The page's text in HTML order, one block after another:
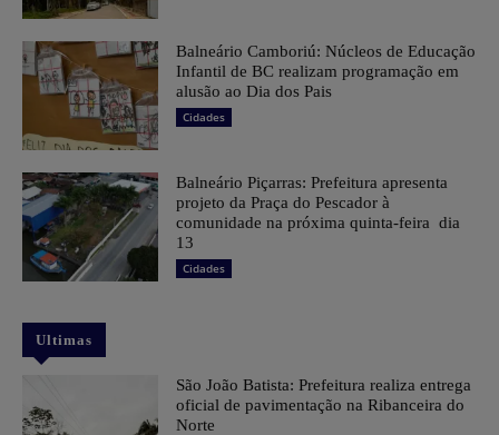
Balneário Camboriú: Núcleos de Educação
Infantil de BC realizam programação em
alusão ao Dia dos Pais
Cidades
Balneário Piçarras: Prefeitura apresenta
projeto da Praça do Pescador à
comunidade na próxima quinta-feira dia
13
Cidades
Ultimas
São João Batista: Prefeitura realiza entrega
oficial de pavimentação na Ribanceira do
Norte